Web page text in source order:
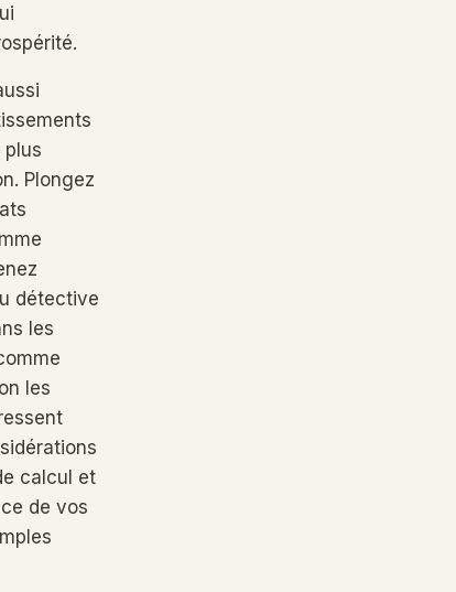
plus
Plongez
détective
les
les
calcul et
de vos